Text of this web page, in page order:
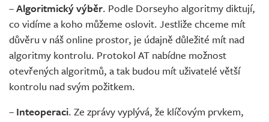
–Algoritmický výběr. Podle Dorseyho algoritmy diktují,
co vidíme a koho můžeme oslovit. Jestliže chceme mít
důvěru v náš online prostor, je údajně důležité mít nad
algoritmy kontrolu. Protokol AT nabídne možnost
otevřených algoritmů, a tak budou mít uživatelé větší
kontrolu nad svým požitkem.
– Inteoperaci. Ze zprávy vyplývá, že klíčovým prvkem,